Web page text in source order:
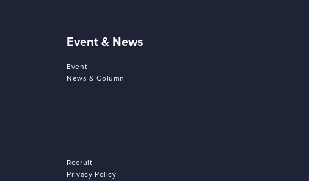
Event & News
Event
News & Column
Recruit
Privacy Policy